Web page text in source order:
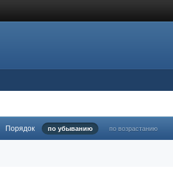
Порядок по убыванию по возрастанию